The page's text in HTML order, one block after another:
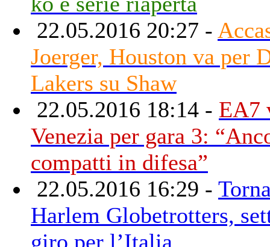
22.05.2016 20:27 -
Joerger, Houston va per
Lakers su Shaw
22.05.2016 18:14 - EA7
Venezia per gara 3:
compatti in difesa”
22.05.2016 16:29 -
Harlem Globetrotters,
giro per l’Italia